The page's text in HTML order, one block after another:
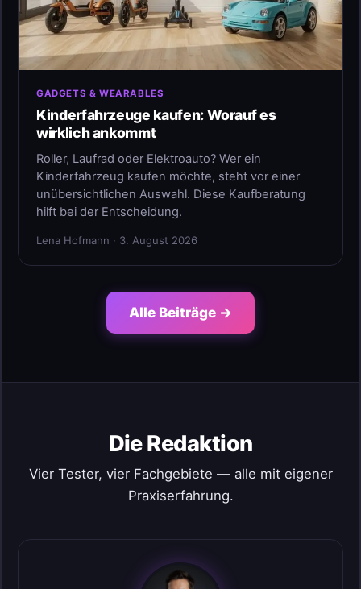
GADGETS & WEARABLES
Kinderfahrzeuge kaufen: Worauf es
wirklich ankommt
Roller, Laufrad oder Elektroauto? Wer ein
Kinderfahrzeug kaufen möchte, steht vor einer
unübersichtlichen Auswahl. Diese Kaufberatung
hilft bei der Entscheidung.
Lena Hofmann · 3. August 2026
Alle Beiträge →
Die Redaktion
Vier Tester, vier Fachgebiete — alle mit eigener
Praxiserfahrung.